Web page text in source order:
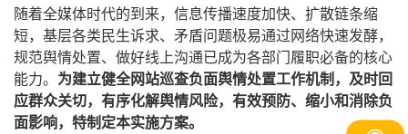
随着全媒体时代的到来，信息传播速度加快、扩散链条缩
短，基层各类民生诉求、矛盾问题极易通过网络快速发酵，
规范舆情处置、做好线上沟通已成为各部门履职必备的核心
能力。 为建立健全网站巡查负面舆情处置工作机制，及时回
应群众关切，有序化解舆情风险，有效预防、缩小和消除负
面影响，特制定本实施方案。